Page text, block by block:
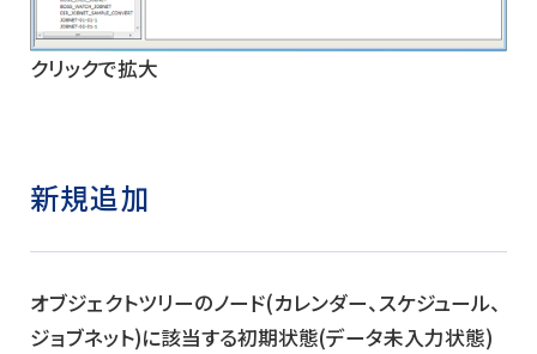
クリックで拡大
新規追加
オブジェクトツリーのノード(カレンダー、スケジュール、
ジョブネット)に該当する初期状態(データ未入力状態)